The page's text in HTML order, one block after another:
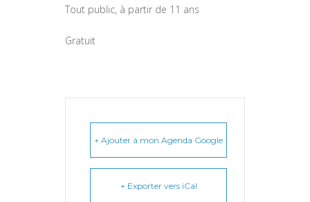
Tout public, à partir de 11 ans
Gratuit
+ Ajouter à mon Agenda Google
+ Exporter vers iCal